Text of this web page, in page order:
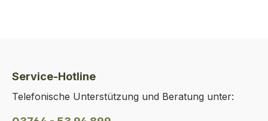
Service-Hotline
Telefonische Unterstützung und Beratung unter: